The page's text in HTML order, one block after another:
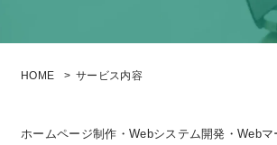
HOME サービス内容
ホームページ制作・Webシステム開発・Web